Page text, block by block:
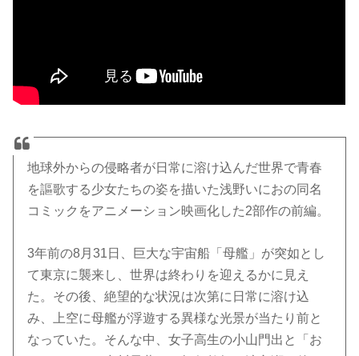
地球外からの侵略者が日常に溶け込んだ世界で青春
を謳歌する少女たちの姿を描いた浅野いにおの同名
コミックをアニメーション映画化した2部作の前編。
3年前の8月31日、巨大な宇宙船「母艦」が突如とし
て東京に襲来し、世界は終わりを迎えるかに見え
た。その後、絶望的な状況は次第に日常に溶け込
み、上空に母艦が浮遊する異様な光景が当たり前と
なっていた。そんな中、女子高生の小山門出と「お